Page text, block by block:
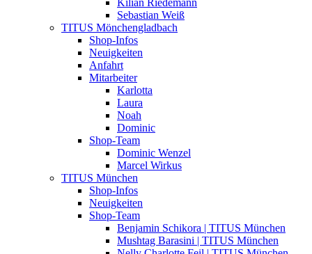
Sebastian Weiß
TITUS Mönchengladbach
Shop-Infos
Neuigkeiten
Anfahrt
Mitarbeiter
Karlotta
Laura
Noah
Dominic
Shop-Team
Dominic Wenzel
Marcel Wirkus
TITUS München
Shop-Infos
Neuigkeiten
Shop-Team
Benjamin Schikora | TITUS München
Mushtag Barasini | TITUS München